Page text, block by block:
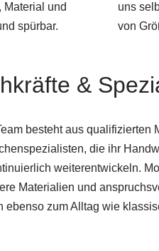
Material und
spürbar.
uns
von
&
besteht aus qualifizierten
die ihr
weiterentwickeln.
Materialien und
ebenso zum Alltag wie